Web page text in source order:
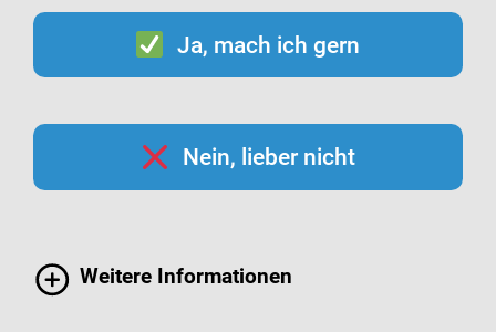
Ja, mach ich gern
Nein, lieber nicht
Weitere Informationen
Infografiken
verständlich und übersichtlich als Infografiken